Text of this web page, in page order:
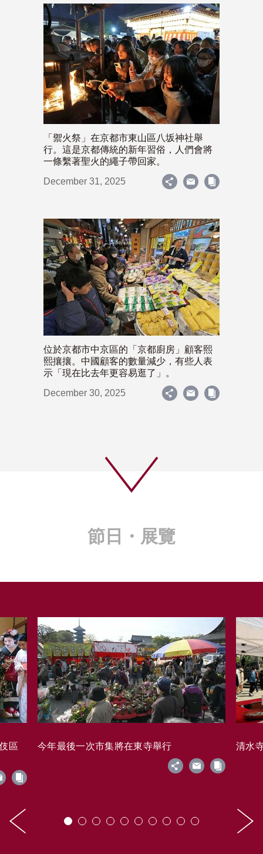
「禦火祭」在京都市東山區八坂神社舉
行。這是京都傳統的新年習俗，人們會將
一條繫著聖火的繩子帶回家。
December 31, 2025
位於京都市中京區的「京都廚房」顧客熙
熙攘攘。中國顧客的數量減少，有些人表
示「現在比去年更容易逛了」。
December 30, 2025
節日・展覽
區 今年最後一次市集將在東寺舉行 清水